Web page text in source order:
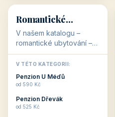
💕
Romantické
ubytování
V našem katalogu –
romantické ubytování –
jsou pro Vás připraveny
objekty, které svojí
stavbou, polohou anebo
zaměřením nabízí
Romantické ...
V TÉTO KATEGORII:
Penzion U Méďů
od 590 Kč
Penzion Dřevák
od 525 Kč